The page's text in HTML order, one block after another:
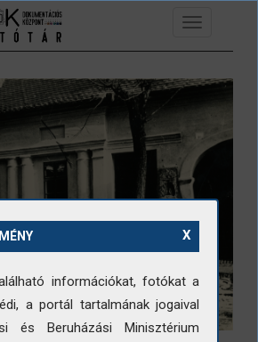
Toggle
navigation
X
információkat, fotókat a
a portál tartalmának jogaival
és Beruházási Minisztérium